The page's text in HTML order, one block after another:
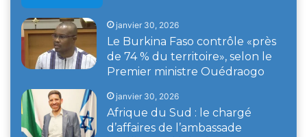
janvier 30, 2026
Le Burkina Faso contrôle «près
de 74 % du territoire», selon le
Premier ministre Ouédraogo
janvier 30, 2026
Afrique du Sud : le chargé
d’affaires de l’ambassade